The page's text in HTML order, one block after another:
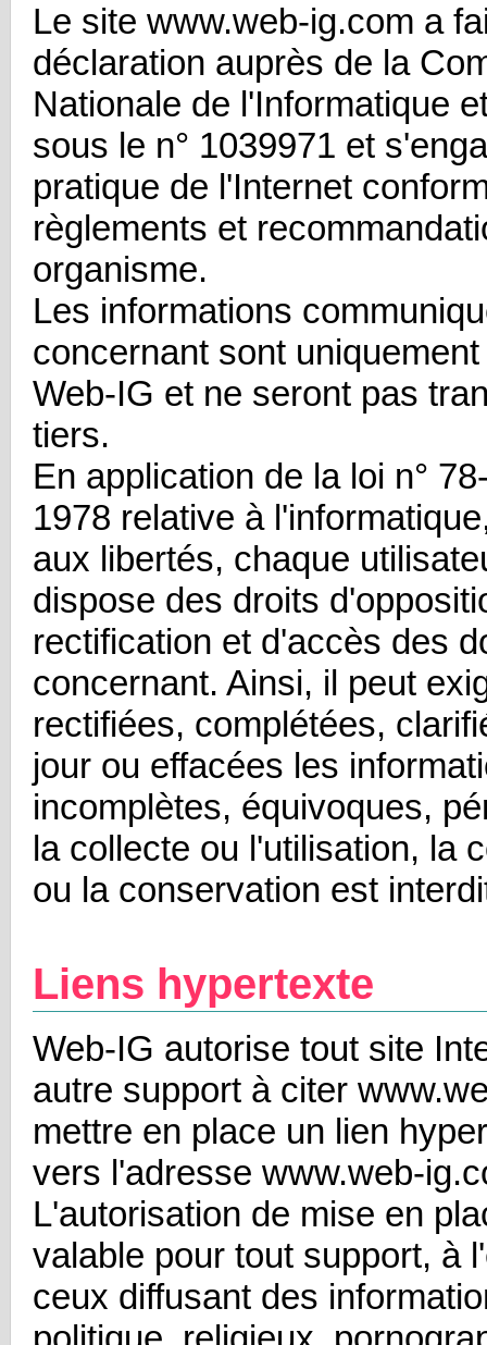
Le site www.web-ig.com a
déclaration auprès de la
Nationale de l'Informatique
sous le n° 1039971 et
pratique de l'Internet
règlements et
organisme.
Les informations
concernant sont
Web-IG et ne seront pas
tiers.
En application de la loi n°
1978 relative à
aux libertés, chaque
dispose des droits
rectification et d'accès des
concernant. Ainsi, il peut
rectifiées, complétées,
jour ou effacées les
incomplètes, équivoques,
la collecte ou l'utilisation, la
ou la conservation est
Liens hypertexte
Web-IG autorise tout site
autre support à citer
mettre en place un lien
vers l'adresse www.web-
L'autorisation de mise en
valable pour tout support, à
ceux diffusant des